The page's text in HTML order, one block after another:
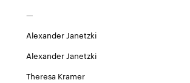
—
Alexander Janetzki
Alexander Janetzki
Theresa Kramer